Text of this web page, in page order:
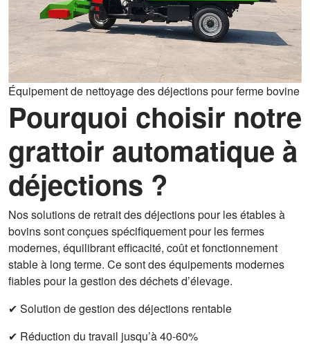
Équipement de nettoyage des déjections pour ferme bovine
Pourquoi choisir notre
grattoir automatique à
déjections ?
Nos solutions de retrait des déjections pour les étables à
bovins sont conçues spécifiquement pour les fermes
modernes, équilibrant efficacité, coût et fonctionnement
stable à long terme. Ce sont des équipements modernes
fiables pour la gestion des déchets d’élevage.
✔ Solution de gestion des déjections rentable
✔ Réduction du travail jusqu’à 40-60%